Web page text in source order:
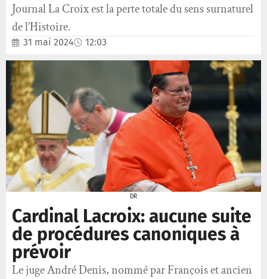
Journal La Croix est la perte totale du sens surnaturel
de l’Histoire.
31 mai 2024 12:03
DR
Cardinal Lacroix: aucune suite
de procédures canoniques à
prévoir
Le juge André Denis, nommé par François et ancien